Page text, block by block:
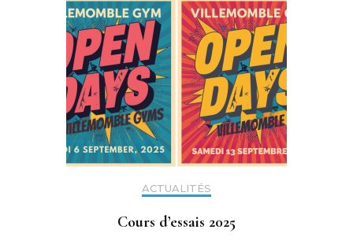
ACTUALITÉS
Cours d’essais 2025